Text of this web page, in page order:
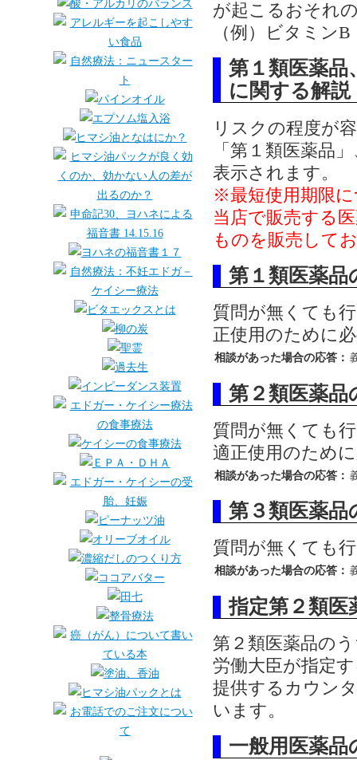
が起こるおそれ
（例）ビタミン
第１類医薬品
に関する解説
リスクの程度が
「第１類医薬品
表示されます。
※最短使用期限
当店で販売する
ものを販売して
第１類医薬品
質問が無くても
正使用のために
相談があった場合の応答：
第２類医薬品
質問が無くても
適正使用のため
相談があった場合の応答：
第３類医薬品
質問が無くても
相談があった場合の応答：
指定第２類医
第２類医薬品の
労働大臣が指定
提供するカウン
います。
一般用医薬品